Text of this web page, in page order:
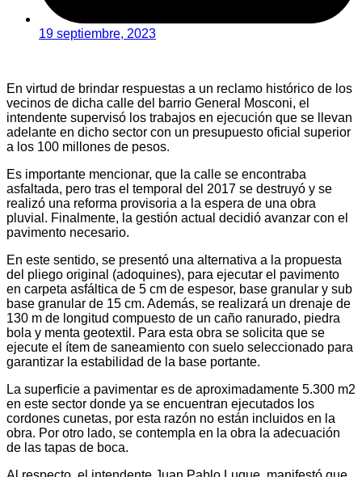
19 septiembre, 2023
En virtud de brindar respuestas a un reclamo histórico de los
vecinos de dicha calle del barrio General Mosconi, el
intendente supervisó los trabajos en ejecución que se llevan
adelante en dicho sector con un presupuesto oficial superior
a los 100 millones de pesos.
Es importante mencionar, que la calle se encontraba
asfaltada, pero tras el temporal del 2017 se destruyó y se
realizó una reforma provisoria a la espera de una obra
pluvial. Finalmente, la gestión actual decidió avanzar con el
pavimento necesario.
En este sentido, se presentó una alternativa a la propuesta
del pliego original (adoquines), para ejecutar el pavimento
en carpeta asfáltica de 5 cm de espesor, base granular y sub
base granular de 15 cm. Además, se realizará un drenaje de
130 m de longitud compuesto de un caño ranurado, piedra
bola y menta geotextil. Para esta obra se solicita que se
ejecute el ítem de saneamiento con suelo seleccionado para
garantizar la estabilidad de la base portante.
La superficie a pavimentar es de aproximadamente 5.300 m2
en este sector donde ya se encuentran ejecutados los
cordones cunetas, por esta razón no están incluidos en la
obra. Por otro lado, se contempla en la obra la adecuación
de las tapas de boca.